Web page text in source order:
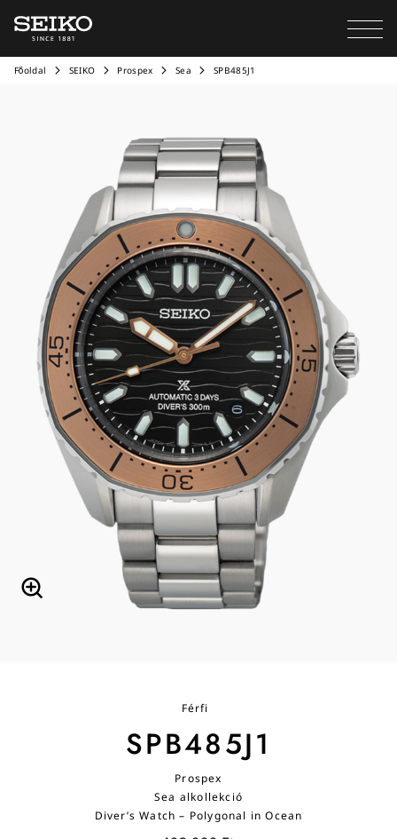
Főoldal SEIKO Prospex Sea SPB485J1
Férfi
SPB485J1
Prospex
Sea alkollekció
Diver’s Watch – Polygonal in Ocean